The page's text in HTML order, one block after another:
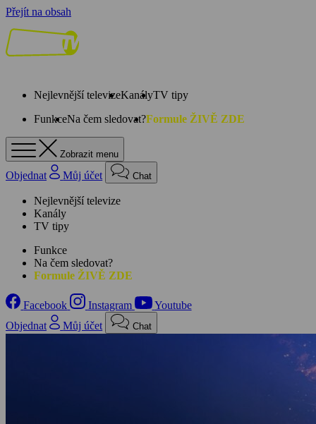
Přejít na obsah
Nejlevnější televizeKanályTV tipy
FunkceNa čem sledovat?Formule ŽIVĚ ZDE
Zobrazit menu
Objednat Můj účet Chat
Nejlevnější televize
Kanály
TV tipy
Funkce
Na čem sledovat?
Formule ŽIVĚ ZDE
Facebook Instagram
Youtube
Objednat
Můj účet Chat